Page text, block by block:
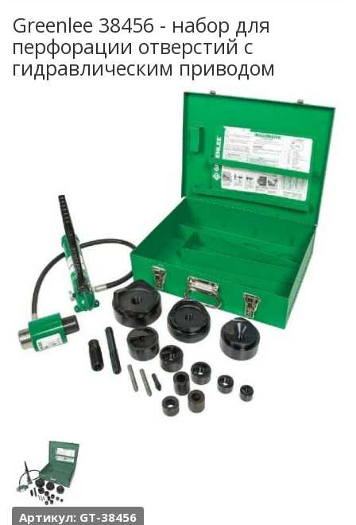
Greenlee 38456 - набор для
перфорации отверстий с
гидравлическим приводом
Артикул: GT-38456